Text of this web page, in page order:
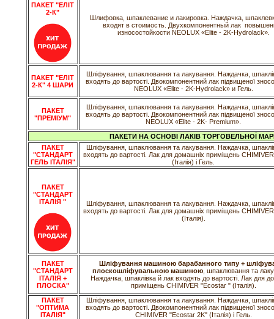
ПАКЕТ "ЕЛІТ
2-К"
Шлифовка, шпаклевание и лакировка. Наждачка,
входят в стоимость. Двухкомпонентный лак
износостойкости NEOLUX «Elite - 2K-Hydrolack».
ПАКЕТ "ЕЛІТ
2-К" 4 ШАРИ
Шліфування, шпаклювання та лакування. Наждачка,
входять до вартості. Двокомпонентний лак підвищеної
NEOLUX «Elite - 2K-Hydrolack» и Гель.
ПАКЕТ
"ПРЕМІУМ"
Шліфування, шпаклювання та лакування. Наждачка,
входять до вартості. Двокомпонентний лак підвищеної
NEOLUX «Elite - 2K- Premium».
ПАКЕТИ НА ОСНОВІ ЛАКІВ ТОРГОВЕЛЬНОЇ МАРКИ
ПАКЕТ
"СТАНДАРТ
ГЕЛЬ ІТАЛІЯ"
Шліфування, шпаклювання та лакування. Наждачка,
входять до вартості. Лак для домашніх приміщень
(Італія) і Гель.
ПАКЕТ
"СТАНДАРТ
ІТАЛІЯ "
Шліфування, шпаклювання та лакування. Наждачка,
входять до вартості. Лак для домашніх приміщень
(Італія).
ПАКЕТ
"СТАНДАРТ
ІТАЛІЯ +
ПЛОСКА"
Шліфування машиною барабанного типу +
плоскошліфувальною машиною , шпаклювання та
Наждачка, шпаклівка й лак входять до вартості. Лак для
приміщень CHIMIVER "Ecostar " (Італія).
ПАКЕТ
"ОПТИМА
ІТАЛІЯ"
Шліфування, шпаклювання та лакування. Наждачка,
входять до вартості. Двокомпонентний лак підвищеної
CHIMIVER "Ecostar 2K" (Італія) і Гель.